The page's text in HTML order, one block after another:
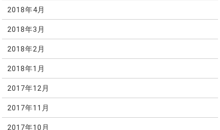
2018年4月
2018年3月
2018年2月
2018年1月
2017年12月
2017年11月
2017年10月